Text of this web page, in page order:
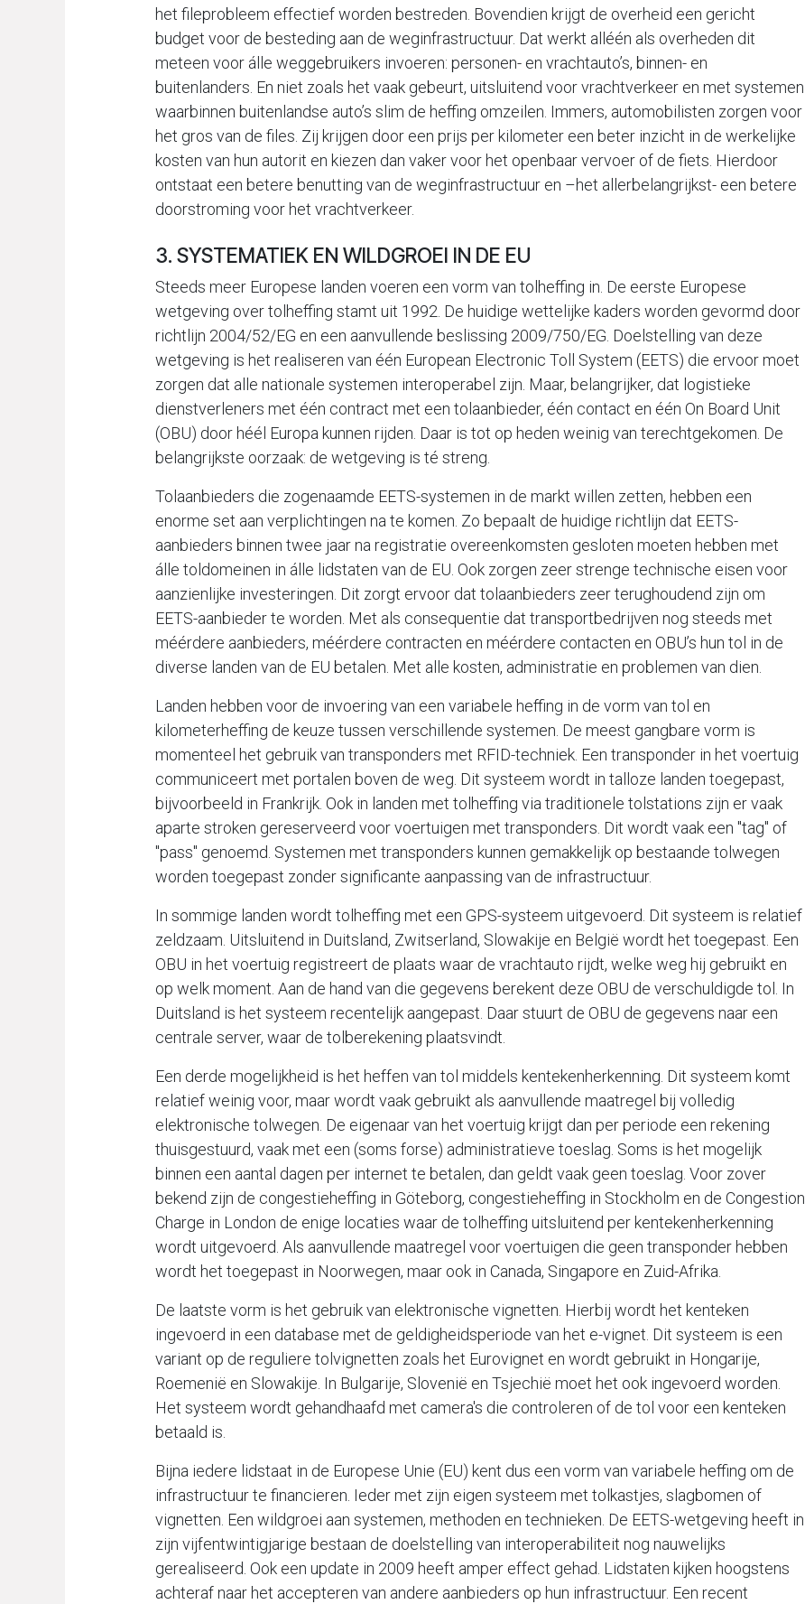
het fileprobleem effectief worden bestreden. Bovendien krijgt de overheid een gericht
budget voor de besteding aan de weginfrastructuur. Dat werkt alléén als overheden dit
meteen voor álle weggebruikers invoeren: personen- en vrachtauto’s, binnen- en
buitenlanders. En niet zoals het vaak gebeurt, uitsluitend voor vrachtverkeer en met systemen
waarbinnen buitenlandse auto’s slim de heffing omzeilen. Immers, automobilisten zorgen voor
het gros van de files. Zij krijgen door een prijs per kilometer een beter inzicht in de werkelijke
kosten van hun autorit en kiezen dan vaker voor het openbaar vervoer of de fiets. Hierdoor
ontstaat een betere benutting van de weginfrastructuur en –het allerbelangrijkst- een betere
doorstroming voor het vrachtverkeer.
3. SYSTEMATIEK EN WILDGROEI IN DE EU
Steeds meer Europese landen voeren een vorm van tolheffing in. De eerste Europese
wetgeving over tolheffing stamt uit 1992. De huidige wettelijke kaders worden gevormd door
richtlijn 2004/52/EG en een aanvullende beslissing 2009/750/EG. Doelstelling van deze
wetgeving is het realiseren van één European Electronic Toll System (EETS) die ervoor moet
zorgen dat alle nationale systemen interoperabel zijn. Maar, belangrijker, dat logistieke
dienstverleners met één contract met een tolaanbieder, één contact en één On Board Unit
(OBU) door héél Europa kunnen rijden. Daar is tot op heden weinig van terechtgekomen. De
belangrijkste oorzaak: de wetgeving is té streng.
Tolaanbieders die zogenaamde EETS-systemen in de markt willen zetten, hebben een
enorme set aan verplichtingen na te komen. Zo bepaalt de huidige richtlijn dat EETS-
aanbieders binnen twee jaar na registratie overeenkomsten gesloten moeten hebben met
álle toldomeinen in álle lidstaten van de EU. Ook zorgen zeer strenge technische eisen voor
aanzienlijke investeringen. Dit zorgt ervoor dat tolaanbieders zeer terughoudend zijn om
EETS-aanbieder te worden. Met als consequentie dat transportbedrijven nog steeds met
méérdere aanbieders, méérdere contracten en méérdere contacten en OBU’s hun tol in de
diverse landen van de EU betalen. Met alle kosten, administratie en problemen van dien.
Landen hebben voor de invoering van een variabele heffing in de vorm van tol en
kilometerheffing de keuze tussen verschillende systemen. De meest gangbare vorm is
momenteel het gebruik van transponders met RFID-techniek. Een transponder in het voertuig
communiceert met portalen boven de weg. Dit systeem wordt in talloze landen toegepast,
bijvoorbeeld in Frankrijk. Ook in landen met tolheffing via traditionele tolstations zijn er vaak
aparte stroken gereserveerd voor voertuigen met transponders. Dit wordt vaak een "tag" of
"pass" genoemd. Systemen met transponders kunnen gemakkelijk op bestaande tolwegen
worden toegepast zonder significante aanpassing van de infrastructuur.
In sommige landen wordt tolheffing met een GPS-systeem uitgevoerd. Dit systeem is relatief
zeldzaam. Uitsluitend in Duitsland, Zwitserland, Slowakije en België wordt het toegepast. Een
OBU in het voertuig registreert de plaats waar de vrachtauto rijdt, welke weg hij gebruikt en
op welk moment. Aan de hand van die gegevens berekent deze OBU de verschuldigde tol. In
Duitsland is het systeem recentelijk aangepast. Daar stuurt de OBU de gegevens naar een
centrale server, waar de tolberekening plaatsvindt.
Een derde mogelijkheid is het heffen van tol middels kentekenherkenning. Dit systeem komt
relatief weinig voor, maar wordt vaak gebruikt als aanvullende maatregel bij volledig
elektronische tolwegen. De eigenaar van het voertuig krijgt dan per periode een rekening
thuisgestuurd, vaak met een (soms forse) administratieve toeslag. Soms is het mogelijk
binnen een aantal dagen per internet te betalen, dan geldt vaak geen toeslag. Voor zover
bekend zijn de congestieheffing in Göteborg, congestieheffing in Stockholm en de Congestion
Charge in London de enige locaties waar de tolheffing uitsluitend per kentekenherkenning
wordt uitgevoerd. Als aanvullende maatregel voor voertuigen die geen transponder hebben
wordt het toegepast in Noorwegen, maar ook in Canada, Singapore en Zuid-Afrika.
De laatste vorm is het gebruik van elektronische vignetten. Hierbij wordt het kenteken
ingevoerd in een database met de geldigheidsperiode van het e-vignet. Dit systeem is een
variant op de reguliere tolvignetten zoals het Eurovignet en wordt gebruikt in Hongarije,
Roemenië en Slowakije. In Bulgarije, Slovenië en Tsjechië moet het ook ingevoerd worden.
Het systeem wordt gehandhaafd met camera's die controleren of de tol voor een kenteken
betaald is.
Bijna iedere lidstaat in de Europese Unie (EU) kent dus een vorm van variabele heffing om de
infrastructuur te financieren. Ieder met zijn eigen systeem met tolkastjes, slagbomen of
vignetten. Een wildgroei aan systemen, methoden en technieken. De EETS-wetgeving heeft in
zijn vijfentwintigjarige bestaan de doelstelling van interoperabiliteit nog nauwelijks
gerealiseerd. Ook een update in 2009 heeft amper effect gehad. Lidstaten kijken hoogstens
achteraf naar het accepteren van andere aanbieders op hun infrastructuur. Een recent